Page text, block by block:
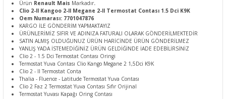
Ürün Renault Mais Markadır.
Clio 2-II Kangoo 2-II Megane 2-II Termostat Contası 1.5 Dci K9K
Oem Numarası: 7701047876
KARGO İLE GÖNDERİM YAPMAKTAYIZ
ÜRÜNLERİMİZ SIFIR VE ADINIZA FATURALI OLARAK GÖNDERİLMEKTEDİR
SATIN ALMIŞ OLDUĞUNUZ ÜRÜN HARİCİNDE ÜRÜN GÖNDERİLMEZ
YANLIŞ YADA İSTEMEDİĞİNİZ ÜRÜN GELDİĞİNDE İADE EDEBİLİRSİNİZ
Clio 2 - 1.5 Dci Termostat Contası Oringi
Termostat Yuva Contası Clio Kango Megane 2 1,5Dci K9K
Clio 2 - II Termostat Conta
Thalia - Fluence - Latitude Termostat Yuva Contası
Clio 2 Faz 2 Termostat Yuva Contası Sıfır Orijinal
Termostat Yuvası Kapağı Oring Contası